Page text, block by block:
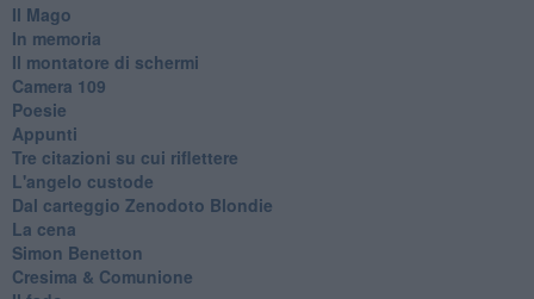
Il Mago
In memoria
Il montatore di schermi
Camera 109
Poesie
Appunti
Tre citazioni su cui riflettere
L'angelo custode
Dal carteggio Zenodoto Blondie
La cena
Simon Benetton
Cresima & Comunione